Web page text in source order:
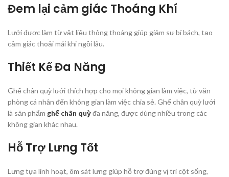
Đem lại cảm giác Thoáng Khí
Lưới được làm từ vật liệu thông thoáng giúp giảm sự bí bách, tạo
cảm giác thoải mái khi ngồi lâu.
Thiết Kế Đa Năng
Ghế chân quỳ lưới thích hợp cho mọi không gian làm việc, từ văn
phòng cá nhân đến không gian làm việc chia sẻ. Ghế chân quỳ lưới
là sản phẩm ghế chân quỳđa năng, được dùng nhiều trong các
không gian khác nhau.
Hỗ Trợ Lưng Tốt
Lưng tựa linh hoạt, ôm sát lưng giúp hỗ trợ đúng vị trí cột sống,